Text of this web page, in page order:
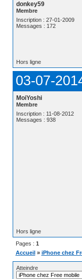
donkey59
Membre
Inscription : 27-01-2009
Messages : 172
Hors ligne
03-07-
MoiYoshi
Membre
Inscription : 11-08-2012
Messages : 938
Hors ligne
Pages : 1
Accueil » iPhone chez
Atteindre